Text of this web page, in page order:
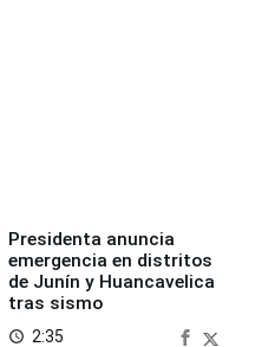
Presidenta anuncia
emergencia en distritos
de Junín y Huancavelica
tras sismo
access_time 2:35